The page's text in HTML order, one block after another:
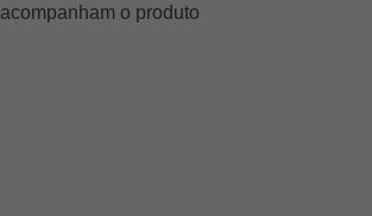
o produto